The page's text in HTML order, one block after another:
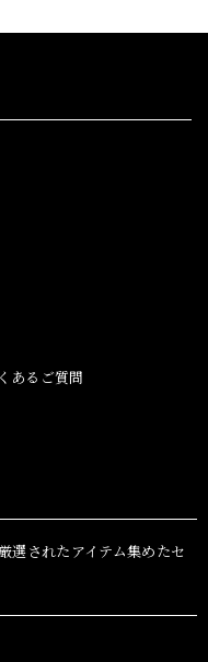
あるご質問
選されたアイテム集めたセ